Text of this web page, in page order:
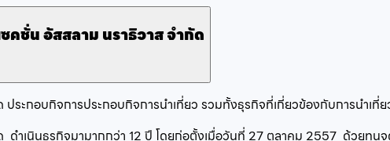
คชั่น อัสสลาม นราธิวาส จำกัด
ประกอบกิจการประกอบกิจการนำเที่ยว รวมทั้งธุรกิจที่เกี่ยวข้องกับการนำเที่
ดำเนินธุรกิจมามากกว่า 12 ปี โดยก่อตั้งเมื่อวันที่ 27 ตุลาคม 2557 ด้วยทุนจ